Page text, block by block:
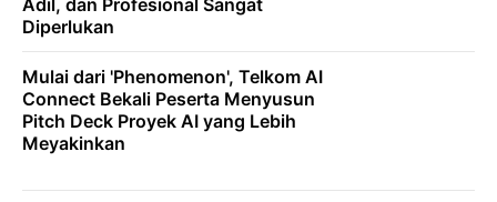
Diperlukan
Mulai dari 'Phenomenon', Telkom AI
Connect Bekali Peserta Menyusun
Pitch Deck Proyek AI yang Lebih
Meyakinkan